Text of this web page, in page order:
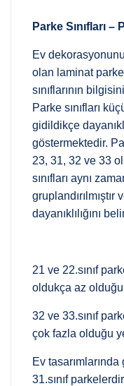
Parke Sınıfları –
Ev
olan laminat
sınıflarının
Parke sınıfları
gidildikçe
göstermektedir.
23, 31, 32 ve 33
sınıfları aynı
dayanıklılığını
21 ve 22.sınıf
oldukça az
32 ve 33.sınıf
çok fazla olduğu
Ev
31.sınıf